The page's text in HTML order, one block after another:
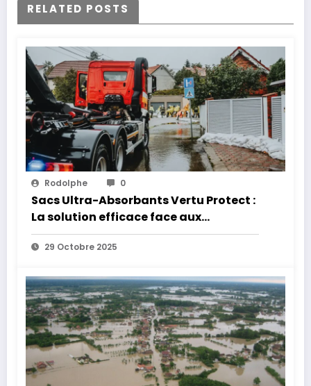
RELATED POSTS
Rodolphe 0
Sacs Ultra-Absorbants Vertu Protect :
La solution efficace face aux
inondations
29 Octobre 2025